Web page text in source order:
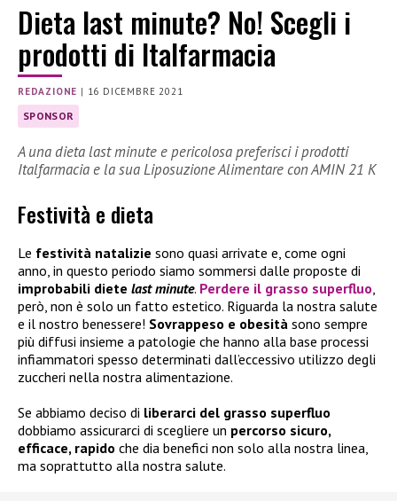
Dieta last minute? No! Scegli i
prodotti di Italfarmacia
REDAZIONE | 16 DICEMBRE 2021
SPONSOR
A una dieta last minute e pericolosa preferisci i prodotti
Italfarmacia e la sua Liposuzione Alimentare con AMIN 21 K
Festività e dieta
Le festività natalizie sono quasi arrivate e, come ogni
anno, in questo periodo siamo sommersi dalle proposte di
improbabili diete last minute. Perdere il grasso superfluo,
però, non è solo un fatto estetico. Riguarda la nostra salute
e il nostro benessere! Sovrappeso e obesità sono sempre
più diffusi insieme a patologie che hanno alla base processi
infiammatori spesso determinati dall’eccessivo utilizzo degli
zuccheri nella nostra alimentazione.
Se abbiamo deciso di liberarci del grasso superfluo
dobbiamo assicurarci di scegliere un percorso sicuro,
efficace, rapido che dia benefici non solo alla nostra linea,
ma soprattutto alla nostra salute.